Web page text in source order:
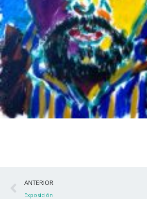
Ant
ANTERIOR
Exposición